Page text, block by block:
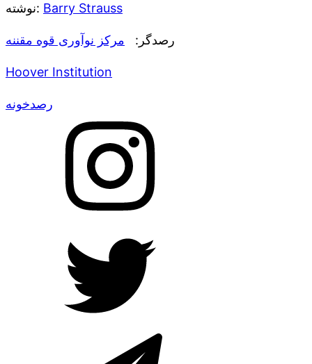
نوشته: Barry Strauss
رصدگر: مرکز نوآوری قوه مقننه
Hoover Institution
رصدخونه